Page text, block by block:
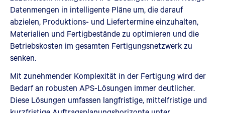
Datenmengen in intelligente Pläne um, die darauf
abzielen, Produktions- und Liefertermine einzuhalten,
Materialien und Fertigbestände zu optimieren und die
Betriebskosten im gesamten Fertigungsnetzwerk zu
senken.
Mit zunehmender Komplexität in der Fertigung wird der
Bedarf an robusten APS-Lösungen immer deutlicher.
Diese Lösungen umfassen langfristige, mittelfristige und